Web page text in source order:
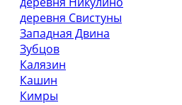
деревня Свистуны
Западная Двина
Зубцов
Калязин
Кашин
Кимры